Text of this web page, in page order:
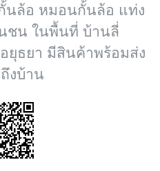
ล้อ หมอนกั้นล้อ แท่ง
ชน ในพื้นที่ บ้านลี่
ยุธยา มีสินค้าพร้อมส่ง
งบ้าน